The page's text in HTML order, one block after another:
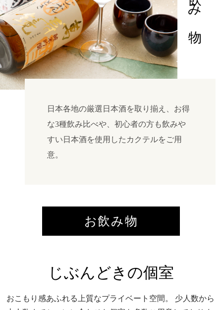
日本各地の厳選日本酒を取り揃え、お得
な3種飲み比べや、初心者の方も飲みや
すい日本酒を使用したカクテルをご用
意。
お飲み物
じぶんどきの個室
おこもり感あふれる上質なプライベート空間。
少人数から